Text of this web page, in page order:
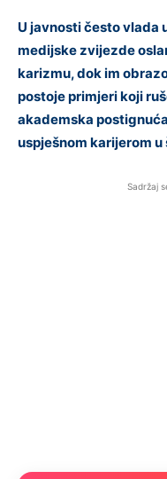
U javnosti često vlada
medijske zvijezde
karizmu, dok im
postoje primjeri koji
akademska
uspješnom karijerom u
Sadržaj